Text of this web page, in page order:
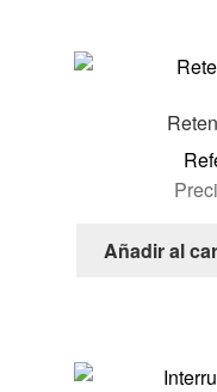
Añadir al